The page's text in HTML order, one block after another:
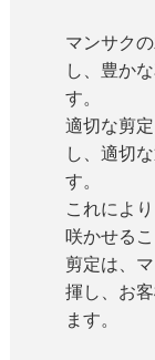
マンサク
し、豊か
す。
適切な剪
し、適切
す。
これによ
咲かせるこ
剪定は、
揮し、お
ます。